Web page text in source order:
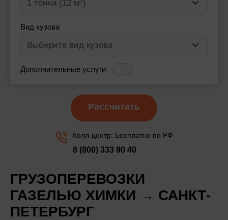
Вид кузова
Дополнительные услуги
Рассчитать
Колл-центр: Бесплатно по РФ
8 (800) 333 90 40
ГРУЗОПЕРЕВОЗКИ
ГАЗЕЛЬЮ ХИМКИ → САНКТ-
ПЕТЕРБУРГ